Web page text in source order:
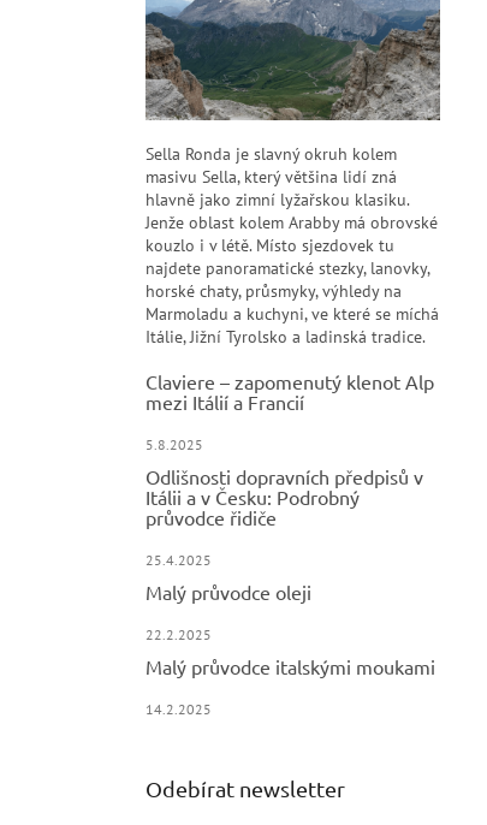
Sella Ronda je slavný okruh kolem
masivu Sella, který většina lidí zná
hlavně jako zimní lyžařskou klasiku.
Jenže oblast kolem Arabby má obrovské
kouzlo i v létě. Místo sjezdovek tu
najdete panoramatické stezky, lanovky,
horské chaty, průsmyky, výhledy na
Marmoladu a kuchyni, ve které se míchá
Itálie, Jižní Tyrolsko a ladinská tradice.
Claviere – zapomenutý klenot Alp
mezi Itálií a Francií
5.8.2025
Odlišnosti dopravních předpisů v
Itálii a v Česku: Podrobný
průvodce řidiče
25.4.2025
Malý průvodce oleji
22.2.2025
Malý průvodce italskými moukami
14.2.2025
Odebírat newsletter